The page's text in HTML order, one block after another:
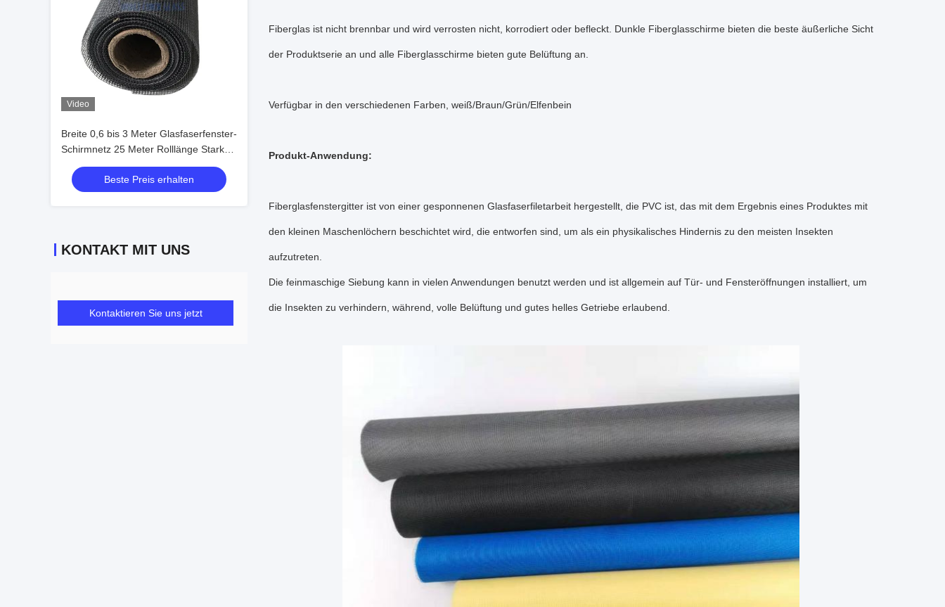
Video
Breite 0,6 bis 3 Meter Glasfaserfenster-
Schirmnetz 25 Meter Rolllänge Starkes
Insektennetz für langlebigen
FensterschutzBeste Preis erhalten
KONTAKT MIT UNS
Kontaktieren Sie uns jetzt
Fiberglas ist nicht brennbar und wird verrosten nicht, korrodiert oder befleckt. Dunkle Fiberglasschirme bieten die beste äußerliche Sicht
der Produktserie an und alle Fiberglasschirme bieten gute Belüftung an.
Verfügbar in den verschiedenen Farben, weiß/Braun/Grün/Elfenbein
Produkt-Anwendung:
Fiberglasfenstergitter ist von einer gesponnenen Glasfaserfiletarbeit hergestellt, die PVC ist, das mit dem Ergebnis eines Produktes mit
den kleinen Maschenlöchern beschichtet wird, die entworfen sind, um als ein physikalisches Hindernis zu den meisten Insekten
aufzutreten.
Die feinmaschige Siebung kann in vielen Anwendungen benutzt werden und ist allgemein auf Tür- und Fensteröffnungen installiert, um
die Insekten zu verhindern, während, volle Belüftung und gutes helles Getriebe erlaubend.